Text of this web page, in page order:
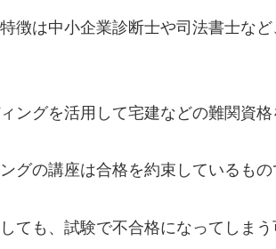
徴は中小企業診断士や司法書士な
ングを活用して宅建などの難関資
グの講座は合格を約束しているもの
ても、試験で不合格になってしまう